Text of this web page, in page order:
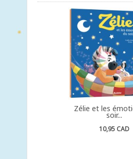
Zélie et les
soir...
10,95 CAD